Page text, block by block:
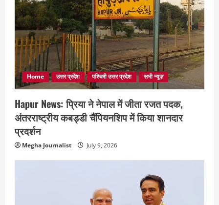
Home उत्तर प्रदेश पश्चिमी उत्तर प्रदेश सभी न्यूज़
Hapur News: प्रिया ने नेपाल में जीता रजत पदक,
अंतरराष्ट्रीय कबड्डी चैंपियनशिप में किया शानदार
प्रदर्शन
Megha Journalist July 9, 2026